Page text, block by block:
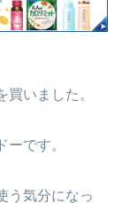
いました。
です。
う気分になっ